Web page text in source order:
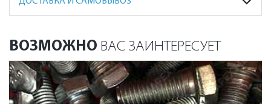
ВОЗМОЖНО ВАС ЗАИНТЕРЕСУЕТ